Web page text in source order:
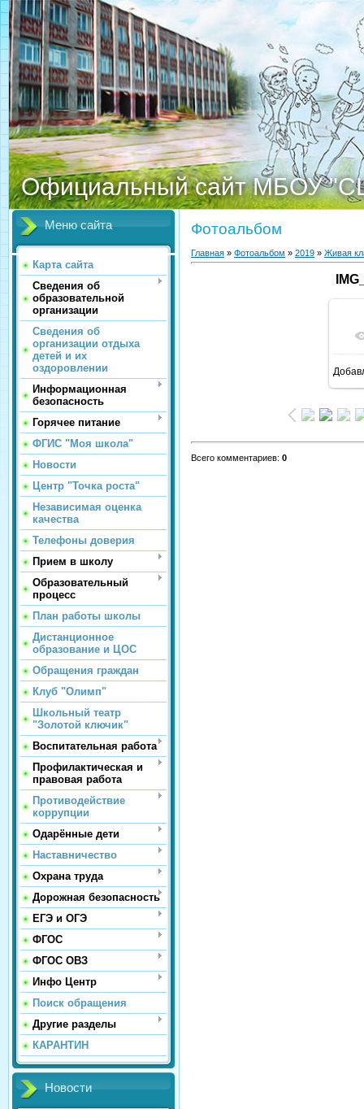
Официальный сайт МБОУ
Меню сайта
Карта сайта
Сведения об
образовательной
организации
Сведения об
организации отдыха
детей и их
оздоровлении
Информационная
безопасность
Горячее питание
ФГИС "Моя школа"
Новости
Центр "Точка роста"
Независимая оценка
качества
Телефоны доверия
Прием в школу
Образовательный
процесс
План работы школы
Дистанционное
образование и ЦОС
Обращения граждан
Клуб "Олимп"
Школьный театр
"Золотой ключик"
Воспитательная работа
Профилактическая и
правовая работа
Противодействие
коррупции
Одарённые дети
Наставничество
Охрана труда
Дорожная безопасность
ЕГЭ и ОГЭ
ФГОС
ФГОС ОВЗ
Инфо Центр
Поиск обращения
Другие разделы
КАРАНТИН
Новости
Фотоальбом
Главная » Фотоальбом » 2019 » Живая
Всего комментариев: 0